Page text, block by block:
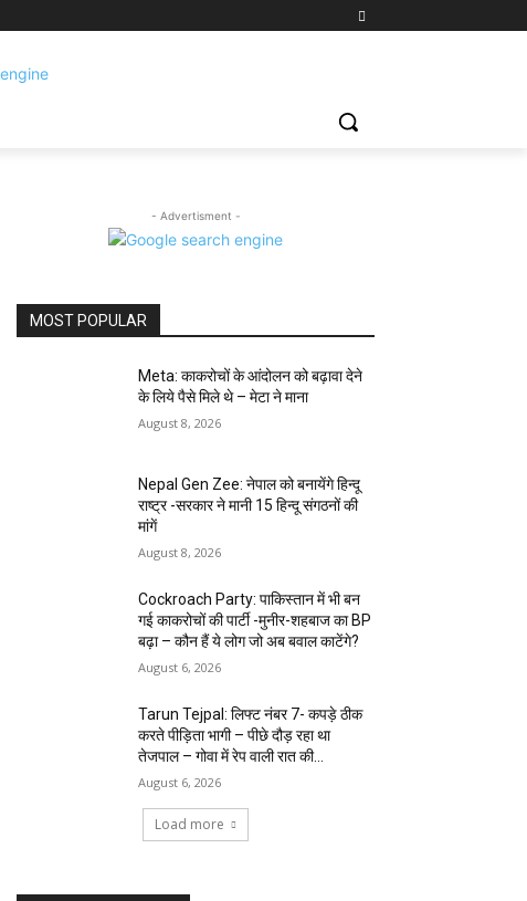
- Advertisment -
MOST POPULAR
Meta: काकरोचों के आंदोलन को बढ़ावा देने
के लिये पैसे मिले थे – मेटा ने माना
August 8, 2026
Nepal Gen Zee: नेपाल को बनायेंगे हिन्दू
राष्ट्र -सरकार ने मानी 15 हिन्दू संगठनों की
मांगें
August 8, 2026
Cockroach Party: पाकिस्तान में भी बन
गई काकरोचों की पार्टी -मुनीर-शहबाज का BP
बढ़ा – कौन हैं ये लोग जो अब बवाल काटेंगे?
August 6, 2026
Tarun Tejpal: लिफ्ट नंबर 7- कपड़े ठीक
करते पीड़िता भागी – पीछे दौड़ रहा था
तेजपाल – गोवा में रेप वाली रात की...
August 6, 2026
Load more